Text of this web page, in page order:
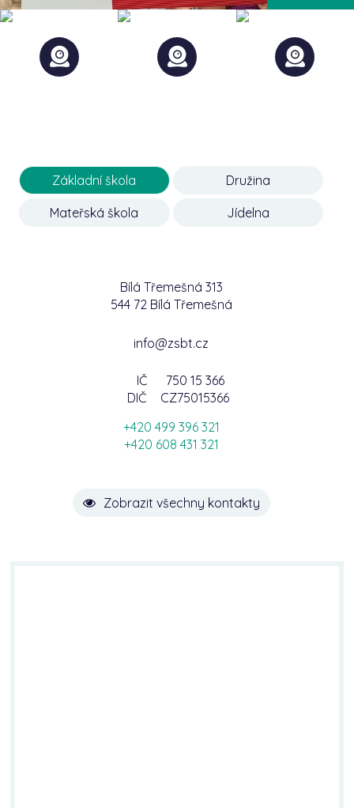
Základní škola Družina
Mateřská škola Jídelna
Bílá Třemešná 313
544 72 Bílá Třemešná
info@zsbt.cz
IČ
750 15 366
DIČ
CZ75015366
+420 499 396 321
+420 608 431 321
Zobrazit všechny kontakty